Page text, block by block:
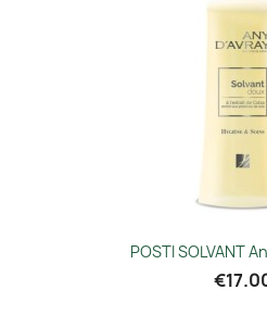
POSTI SOLVANT